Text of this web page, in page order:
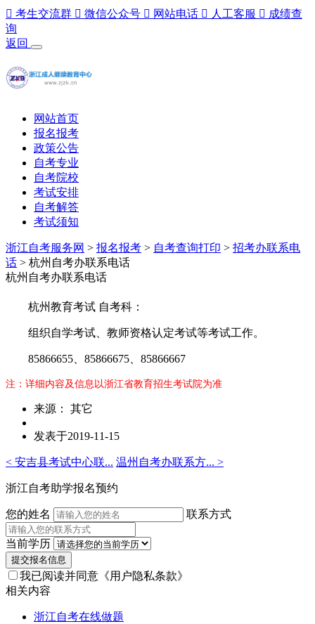
 考生交流群  微信公众号  网站电话  人工客服  成绩查
询
返回
网站首页
报名报考
政策公告
自考专业
自考院校
考试安排
自考解答
考试须知
浙江自考服务网 > 报名报考 > 自考查询打印 > 招考办联系电
话 > 杭州自考办联系电话
杭州自考办联系电话
杭州教育考试 自考科：
组织自学考试、教师资格认定考试等考试工作。
85866655、85866675、85866667
注：详细内容及信息以浙江省教育招生考试院为准
来源： 其它
发表于2019-11-15
< 安吉县考试中心联... 温州自考办联系方... >
浙江自考助学报名预约
您的姓名 联系方式
当前学历
提交报名信息
我已阅读并同意 《用户隐私条款》
相关内容
浙江自考在线做题